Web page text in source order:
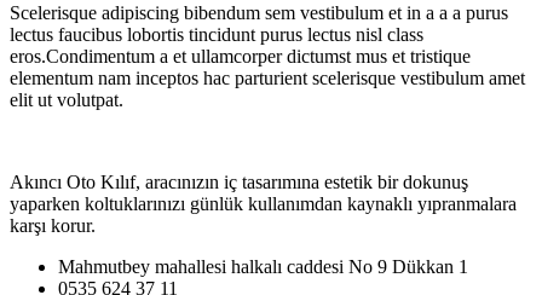
Scelerisque adipiscing bibendum sem vestibulum et in a a a purus
lectus faucibus lobortis tincidunt purus lectus nisl class
eros.Condimentum a et ullamcorper dictumst mus et tristique
elementum nam inceptos hac parturient scelerisque vestibulum amet
elit ut volutpat.
Akıncı Oto Kılıf, aracınızın iç tasarımına estetik bir dokunuş
yaparken koltuklarınızı günlük kullanımdan kaynaklı yıpranmalara
karşı korur.
Mahmutbey mahallesi halkalı caddesi No 9 Dükkan 1
0535 624 37 11